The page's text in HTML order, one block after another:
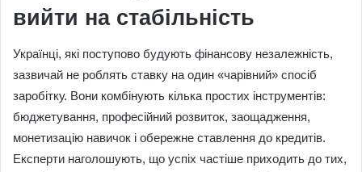
вийти на стабільність
Українці, які поступово будують фінансову незалежність,
зазвичай не роблять ставку на один «чарівний» спосіб
заробітку. Вони комбінують кілька простих інструментів:
бюджетування, професійний розвиток, заощадження,
монетизацію навичок і обережне ставлення до кредитів.
Експерти наголошують, що успіх частіше приходить до тих,